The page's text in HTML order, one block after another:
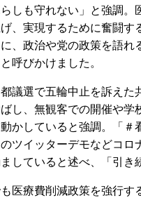
しも守れない」と強調。
、実現するために奮闘す
、政治や党の政策を語れ
呼びかけました。
議選で五輪中止を訴えた
し、無観客での開催や学
かしていると強調。「＃
ツイッターデモなどコ
していると述べ、「引き
医療費削減政策を強行す